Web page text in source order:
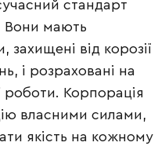
стандарт
Вони мають
захищені від корозії
і розраховані на
роботи. Корпорація
власними силами,
якість на кожному